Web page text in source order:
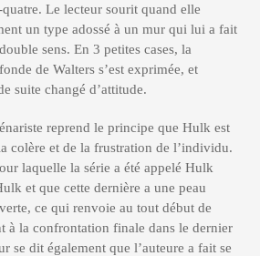
Le lecteur sourit quand elle
un type adossé à un mur qui lui a fait
sens. En 3 petites cases, la
de Walters s’est exprimée, et
suite changé d’attitude.
reprend le principe que Hulk est
colère et de la frustration de l’individu.
laquelle la série a été appelé Hulk
et que cette dernière a une peau
ce qui renvoie au tout début de
à la confrontation finale dans le dernier
se dit également que l’auteure a fait se